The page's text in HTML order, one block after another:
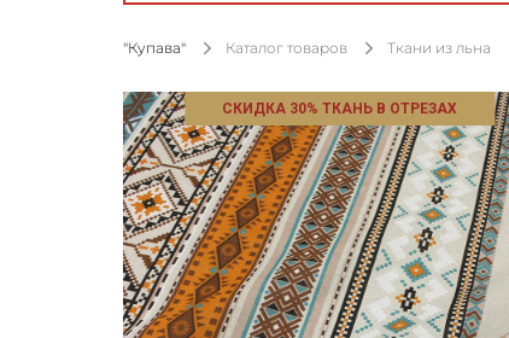
"Купава" Каталог товаров Ткани из льна
СКИДКА 30% ТКАНЬ В ОТРЕЗАХ